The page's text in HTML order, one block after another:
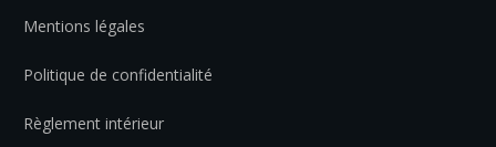
Mentions légales
Politique de confidentialité
Règlement intérieur